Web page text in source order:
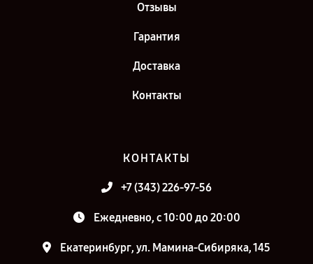
Отзывы
Гарантия
Доставка
Контакты
КОНТАКТЫ
+7 (343) 226-97-56
Ежедневно, с 10:00 до 20:00
Екатеринбург, ул. Мамина-Сибиряка, 145